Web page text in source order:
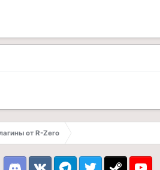
от R-Zero